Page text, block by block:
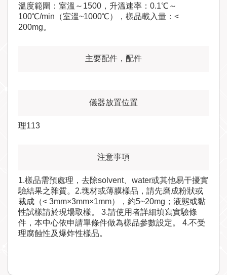
溫度範圍：室溫～1500，升溫速率：0.1℃～
100℃/min（室溫~1000℃），樣品載入量：<
200mg。
理113
1.樣品需預處理，去除solvent、water或其他易干擾實
驗結果之雜質。2.塊材或薄膜樣品，請先磨成粉狀或
裁成（< 3mm×3mm×1mm），約5~20mg；液態或黏
性試樣請於現場取樣。 3.請使用者詳細填寫實驗條
件，本中心依申請單條件做為樣品參數設定。 4.不受
理腐蝕性及爆炸性樣品。